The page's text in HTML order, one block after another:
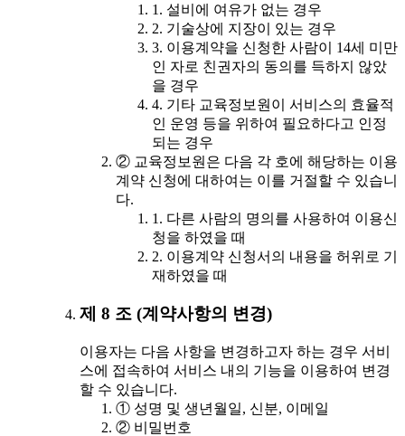
1. 설비에 여유가 없는 경우
2. 기술상에 지장이 있는 경우
3. 이용계약을 신청한 사람이 14세 미만
인 자로 친권자의 동의를 득하지 않았
을 경우
4. 기타 교육정보원이 서비스의 효율적
인 운영 등을 위하여 필요하다고 인정
되는 경우
② 교육정보원은 다음 각 호에 해당하는 이용
계약 신청에 대하여는 이를 거절할 수 있습니
다.
1. 다른 사람의 명의를 사용하여 이용신
청을 하였을 때
2. 이용계약 신청서의 내용을 허위로 기
재하였을 때
제 8 조 (계약사항의 변경)
이용자는 다음 사항을 변경하고자 하는 경우 서비
스에 접속하여 서비스 내의 기능을 이용하여 변경
할 수 있습니다.
① 성명 및 생년월일, 신분, 이메일
② 비밀번호